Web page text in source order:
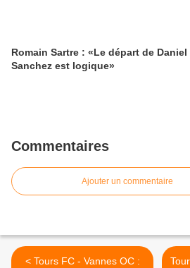
Romain Sartre : «Le départ de Daniel
Sanchez est logique»
Commentaires
Ajouter un commentaire
< Tours FC - Vannes OC :